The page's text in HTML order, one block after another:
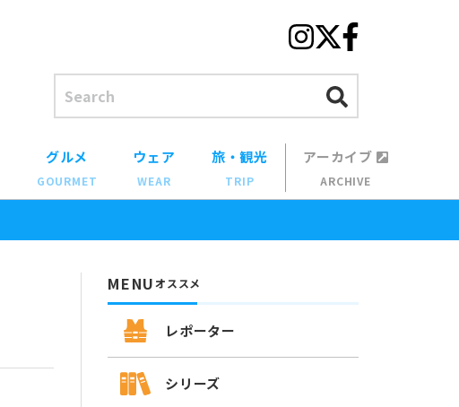
グルメ
GOURMET
ウェア
WEAR
旅・観光
TRIP
アーカイブ
ARCHIVE
MENUオススメ
レポーター
シリーズ